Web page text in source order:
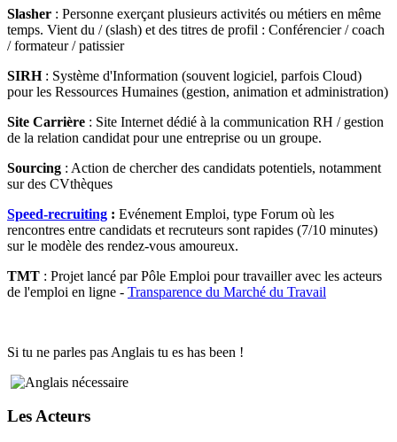
Slasher : Personne exerçant plusieurs activités ou métiers en même
temps. Vient du / (slash) et des titres de profil : Conférencier / coach
/ formateur / patissier
SIRH: Système d'Information (souvent logiciel, parfois Cloud)
pour les Ressources Humaines (gestion, animation et administration)
Site Carrière : Site Internet dédié à la communication RH / gestion
de la relation candidat pour une entreprise ou un groupe.
Sourcing : Action de chercher des candidats potentiels, notamment
sur des CVthèques
Speed-recruiting : Evénement Emploi, type Forum où les
rencontres entre candidats et recruteurs sont rapides (7/10 minutes)
sur le modèle des rendez-vous amoureux.
TMT : Projet lancé par Pôle Emploi pour travailler avec les acteurs
de l'emploi en ligne - Transparence du Marché du Travail
Si tu ne parles pas Anglais tu es has been !
Les Acteurs